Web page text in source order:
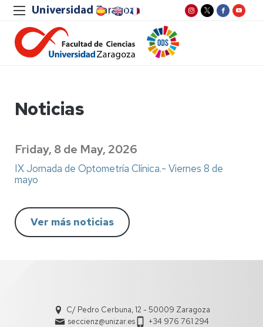
Noticias
Friday, 8 de May, 2026
IX Jornada de Optometría Clínica.- Viernes 8 de
mayo
Ver más noticias
C/ Pedro Cerbuna, 12 - 50009 Zaragoza
seccienz@unizar.es
+34 976 761 294